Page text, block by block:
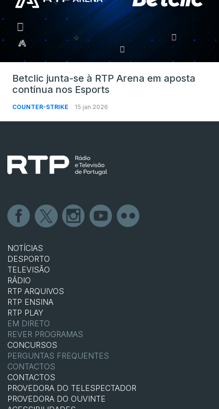
Betclic junta-se à RTP Arena em aposta
contínua nos Esports
COUNTER-STRIKE 15 jan 2026
NOTÍCIAS
DESPORTO
TELEVISÃO
RÁDIO
RTP ARQUIVOS
RTP ENSINA
RTP PLAY
EM DIRETO
REVER PROGRAMAS
CONCURSOS
PERGUNTAS FREQUENTES
CONTACTOS
CONTACTOS
PROVEDORA DO TELESPECTADOR
PROVEDORA DO OUVINTE